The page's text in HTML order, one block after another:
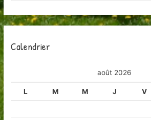
h
rCalendrier
août 2026
L M M J V